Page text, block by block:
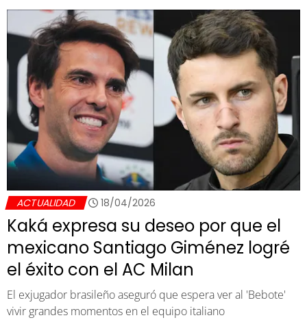
ACTUALIDAD 18/04/2026
Kaká expresa su deseo por que el
mexicano Santiago Giménez logré
el éxito con el AC Milan
El exjugador brasileño aseguró que espera ver al 'Bebote'
vivir grandes momentos en el equipo italiano